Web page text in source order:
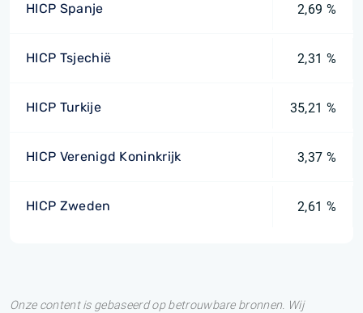
HICP Spanje 2,69 %
HICP Tsjechië 2,31 %
HICP Turkije 35,21 %
HICP Verenigd Koninkrijk 3,37 %
HICP Zweden 2,61 %
Onze content is gebaseerd op betrouwbare bronnen. Wij